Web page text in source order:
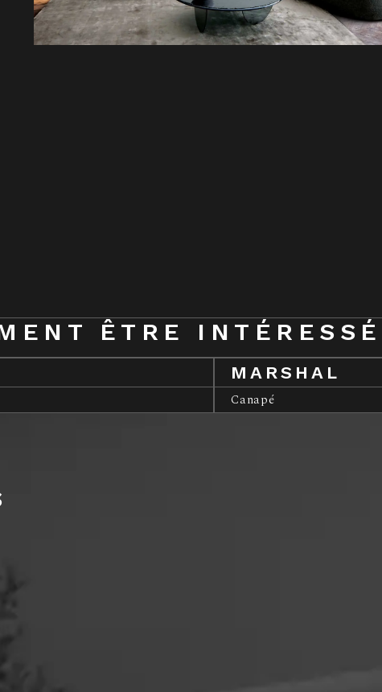
ÊTRE
MARSHAL
Canapé